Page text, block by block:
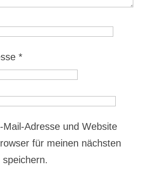
*
Mail-Adresse und Website
für meinen nächsten